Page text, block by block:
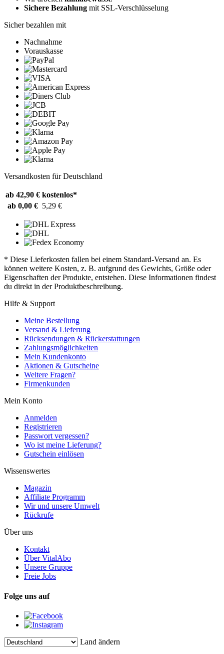
Sichere Bezahlung mit SSL-Verschlüsselung
Sicher bezahlen mit
Nachnahme
Vorauskasse
Versandkosten für Deutschland
ab 42,90 € kostenlos*
ab 0,00 € 5,29 €
* Diese Lieferkosten fallen bei einem Standard-Versand an. Es
können weitere Kosten, z. B. aufgrund des Gewichts, Größe oder
Eigenschaften der Produkte, entstehen. Diese Informationen findest
du direkt in der Produktbeschreibung.
Hilfe & Support
Meine Bestellung
Versand & Lieferung
Rücksendungen & Rückerstattungen
Zahlungsmöglichkeiten
Mein Kundenkonto
Aktionen & Gutscheine
Weitere Fragen?
Firmenkunden
Mein Konto
Anmelden
Registrieren
Passwort vergessen?
Wo ist meine Lieferung?
Gutschein einlösen
Wissenswertes
Magazin
Affiliate Programm
Wir und unsere Umwelt
Rückrufe
Über uns
Kontakt
Über VitalAbo
Unsere Gruppe
Freie Jobs
Folge uns auf
Land ändern